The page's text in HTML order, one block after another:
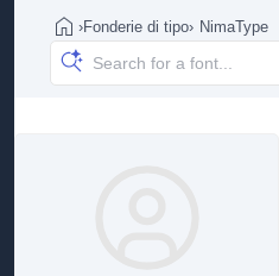
›Fonderie di tipo› NimaType